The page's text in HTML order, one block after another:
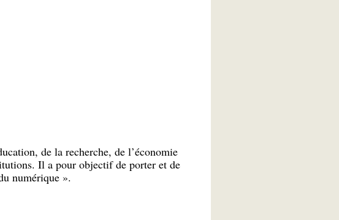
de la recherche, de l’économie
Il a pour objectif de porter et de
numérique ».